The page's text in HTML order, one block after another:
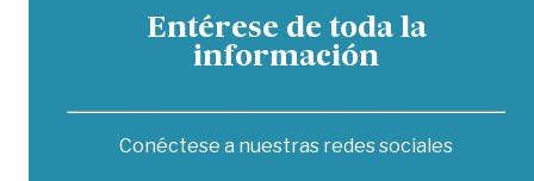
Entérese de toda la
información
Conéctese a nuestras redes sociales